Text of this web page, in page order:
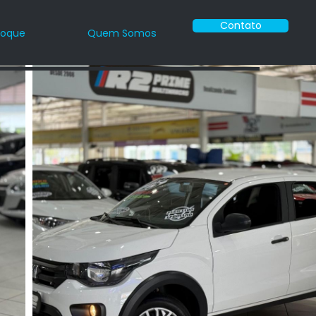
Quem Somos
Contato